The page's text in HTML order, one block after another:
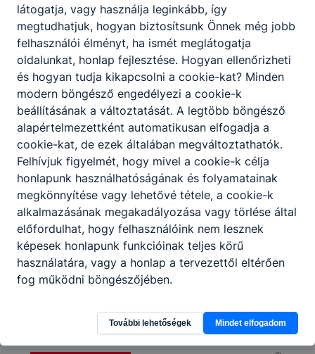
Szállítmányozó
Szállítási szolgáltatások
Tovább
Partnereink
látogatja, vagy használja leginkább, így
megtudhatjuk, hogyan biztosítsunk Önnek még jobb
felhasználói élményt, ha ismét meglátogatja
oldalunkat, honlap fejlesztése. Hogyan ellenőrizheti
és hogyan tudja kikapcsolni a cookie-kat? Minden
modern böngésző engedélyezi a cookie-k
beállításának a változtatását. A legtöbb böngésző
alapértelmezettként automatikusan elfogadja a
cookie-kat, de ezek általában megváltoztathatók.
Felhívjuk figyelmét, hogy mivel a cookie-k célja
honlapunk használhatóságának és folyamatainak
megkönnyítése vagy lehetővé tétele, a cookie-k
alkalmazásának megakadályozása vagy törlése által
előfordulhat, hogy felhasználóink nem lesznek
képesek honlapunk funkcióinak teljes körű
használatára, vagy a honlap a tervezettől eltérően
fog működni böngészőjében.
További lehetőségek Mindet elfogadom